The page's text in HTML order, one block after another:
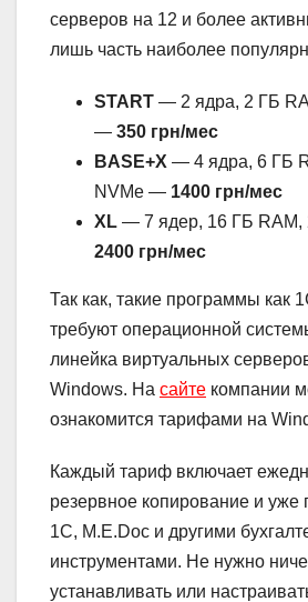
серверов на 12 и более
лишь часть наиболее
START — 2 ядра, 2 ГБ
— 350 грн/мес
BASE+X — 4 ядра, 6 ГБ
NVMe — 1400 грн/мес
XL — 7 ядер, 16 ГБ
2400 грн/мес
Так как, такие программы как
требуют операционной
линейка виртуальных
Windows. На сайте компании
ознакомится тарифами на
Каждый тариф включает
резервное копирование и уже
1С, M.E.Doc и другими
инструментами. Не нужно
устанавливать или